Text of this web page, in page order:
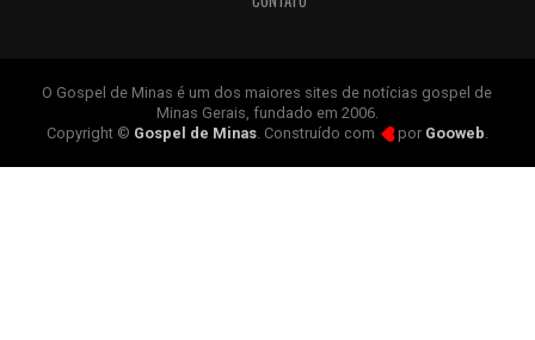
O Gospel de Minas é um dos maiores sites de notícias gospel de
Minas Gerais, fundado em 2006.
Copyright © Gospel de Minas. Construído com por Gooweb.